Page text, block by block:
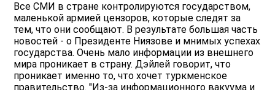
Все СМИ в стране контролируются государством,
маленькой армией цензоров, которые следят за
тем, что они сообщают. В результате большая часть
новостей - о Президенте Ниязове и мнимых успехах
государства. Очень мало информации из внешнего
мира проникает в страну. Дэйлей говорит, что
проникает именно то, что хочет туркменское
правительство. "Из-за информационного вакуума и